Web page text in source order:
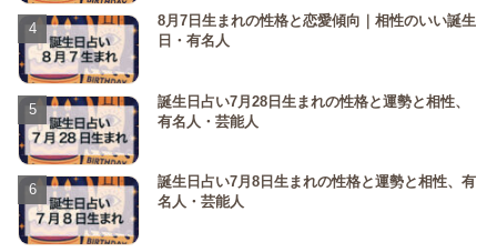
8月7日生まれの性格と恋愛傾向｜相性のいい誕生
日・有名人
誕生日占い7月28日生まれの性格と運勢と相性、
有名人・芸能人
誕生日占い7月8日生まれの性格と運勢と相性、有
名人・芸能人